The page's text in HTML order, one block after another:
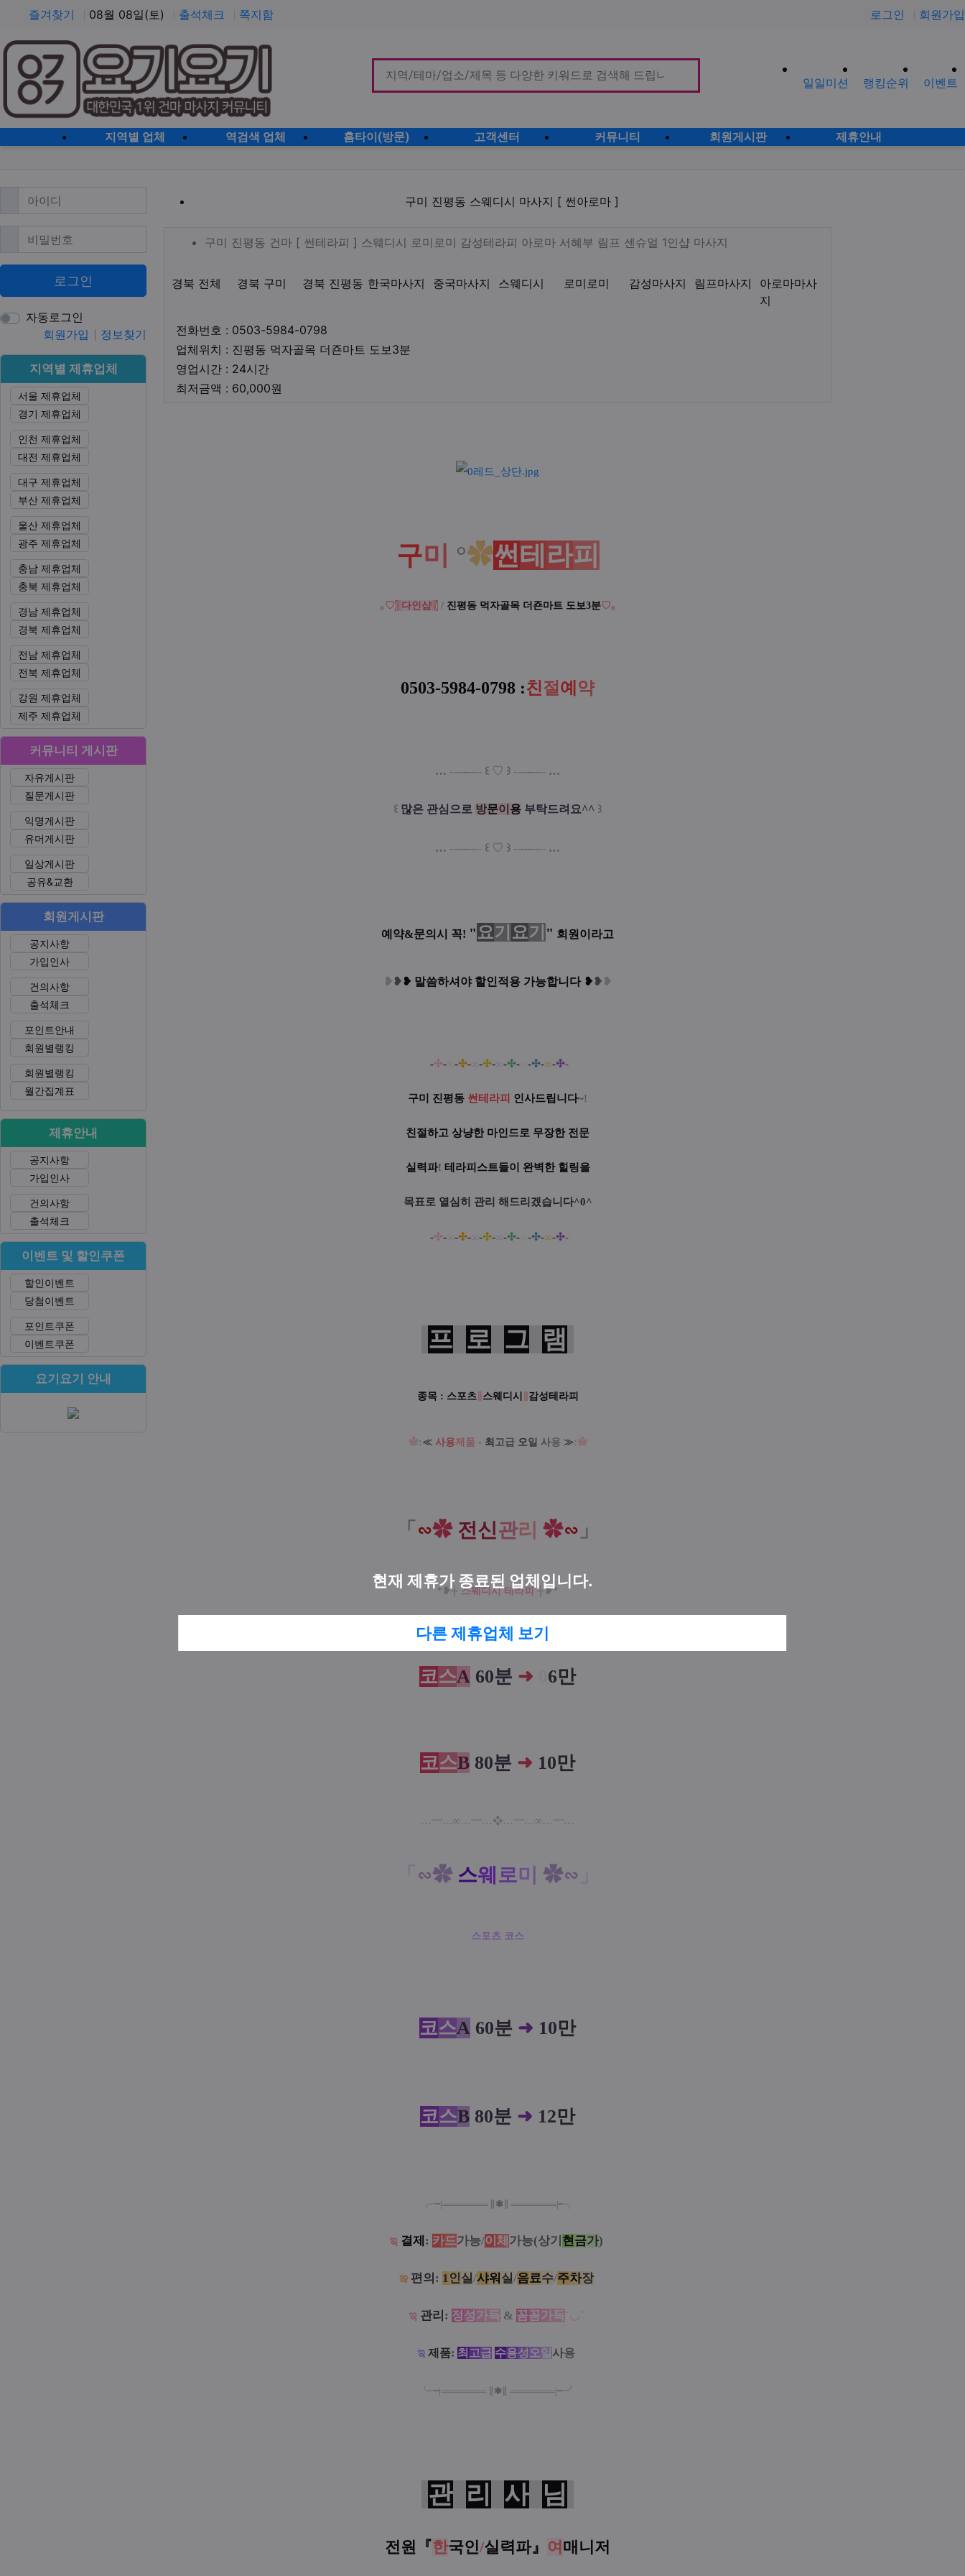
즐겨찾기 08월 08일(토) 출석체크 쪽지함 로그인 회원가입
일일미션 랭킹순위 이벤트
지역별 업체 역검색 업체 홈타이(방문) 고객센터 커뮤니티 회원게시판 제휴안내
현재 제휴가 종료된 업체입니다.
다른 제휴업체 보기
구미 진평동 스웨디시 마사지 [ 썬아로마 ]
구미 진평동 스웨디시 마사지 [ 썬아로마 ]
업체 정보
구미 진평동 건마 [ 썬테라피 ] 스웨디시 로미로미 감성테라피 아로마 서혜
구미 진평동 건마 [ 썬테라피 ] 스웨디시 로미로미 감성테라피 아로마 서혜부 림프 센슈얼 1인샵 마사지
경북 전체 경북 구미 경북 진평동
지역1 한국마사지 중국마사지 스웨디시 로미로미 감성마사지 림프마사지
아로마마사
지
테마
전화번호 : 0503-5984-0798
업체위치 : 진평동 먹자골목 더죤마트 도보3분
영업시간 : 24시간영업시간
최저금액 : 60,000원
구미 °✿썬테 라피
｡♡( 다인샵 ) / 진평동 먹자골목 더죤마트 도보3분♡｡
0503-5984-0798 :친절 예 약
… --------- ꒰ ♡ ꒱ --------- …
꒰ 많은 관심으로 방문이 용 부탁드려요^^ ꒱
… --------- ꒰ ♡ ꒱ --------- …
예약&문의시 꼭! "요기 요기 " 회원이라고
❥ ❥❥ 말씀하셔야 할인적용 가능합니다 ❥❥ ❥
-✣-∞ -✣-∞ -✣-∞-✣-∞ -✣-∞-✣-
구미 진평동 썬테라피 인사드립니다~!
친절하고 상냥한 마인드로 무장한 전문
실력파! 테라피스트들이 완벽한 힐링을
목표로 열심히 관리 해드리겠습니다^0^
-✣-∞ -✣-∞ -✣-∞-✣-∞ -✣-∞-✣-
프 로 그 램
종목 : 스포츠∥ 스웨디시 감성테라피
✿: ≪ 사용제품 - 최 고 급 오 일 사용 ≫: ✿
「 ∽✿ 전신관리 ✿∽ 」
*❥┼ 스웨디시 테라피 ┼❥*
코스A 60분 ➜ 6만
코스B 80분 ➜ 10만
… … ∞ … … ❖… … ∞ … …
「 ∽✿ 스웨 로미 ✿∽ 」
스포츠 코스
코스A 60분 ➜ 10만
코스B 80분 ➜ 12만
╭╼|═══════ ✱ ═══════|╾╮
ಇ 결제 : 카드가능/이 체 가능(상기 현 금가)
ఇ 편의 : 1 인실 /샤워 실 /음료수/주차장
ಇ 관리 : 정성가득 & 꼼꼼가득˘◡˘
ಇ 제품: 최 고급 수용성 오 일 사용
╰╼|═══════ ✱ ═══════|╾╯
관 리 사 님
전원『한국인/실력파』 여 매니저
아이디 필수
비밀번호필수
로그인
자동로그인
회원가입
정보찾기
지역별 제휴업체
서울 제휴업체
경기 제휴업체
인천 제휴업체
대전 제휴업체
대구 제휴업체
부산 제휴업체
울산 제휴업체
광주 제휴업체
충남 제휴업체
충북 제휴업체
경남 제휴업체
경북 제휴업체
전남 제휴업체
전북 제휴업체
강원 제휴업체
제주 제휴업체
커뮤니티 게시판
자유게시판
질문게시판
익명게시판
유머게시판
일상게시판
공유&교환
회원게시판
공지사항
가입인사
건의사항
출석체크
포인트안내
회원별랭킹
회원별랭킹
월간집계표
제휴안내
공지사항
가입인사
건의사항
출석체크
이벤트 및 할인쿠폰
할인이벤트
당첨이벤트
포인트쿠폰
이벤트쿠폰
요기요기 안내